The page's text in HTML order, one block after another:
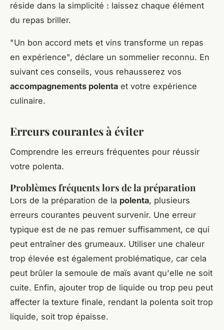
réside dans la simplicité : laissez chaque élément
du repas briller.
"Un bon accord mets et vins transforme un repas
en expérience", déclare un sommelier reconnu. En
suivant ces conseils, vous rehausserez vos
accompagnements polenta et votre expérience
culinaire.
Erreurs courantes à éviter
Comprendre les erreurs fréquentes pour réussir
votre polenta.
Problèmes fréquents lors de la préparation
Lors de la préparation de la polenta, plusieurs
erreurs courantes peuvent survenir. Une erreur
typique est de ne pas remuer suffisamment, ce qui
peut entraîner des grumeaux. Utiliser une chaleur
trop élevée est également problématique, car cela
peut brûler la semoule de maïs avant qu'elle ne soit
cuite. Enfin, ajouter trop de liquide ou trop peu peut
affecter la texture finale, rendant la polenta soit trop
liquide, soit trop épaisse.